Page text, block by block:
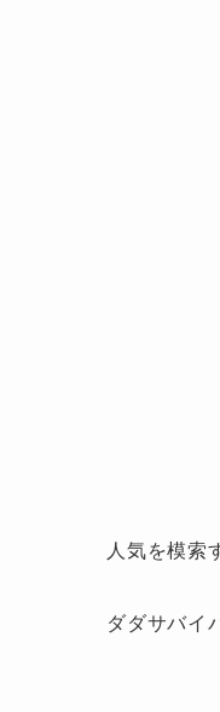
人気を模索
ダダサバイ